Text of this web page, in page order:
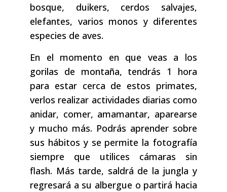
bosque, duikers, cerdos salvajes,
elefantes, varios monos y diferentes
especies de aves.
En el momento en que veas a los
gorilas de montaña, tendrás 1 hora
para estar cerca de estos primates,
verlos realizar actividades diarias como
anidar, comer, amamantar, aparearse
y mucho más. Podrás aprender sobre
sus hábitos y se permite la fotografía
siempre que utilices cámaras sin
flash. Más tarde, saldrá de la jungla y
regresará a su albergue o partirá hacia